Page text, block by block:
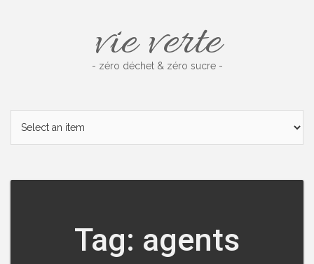
vie verte
- zéro déchet & zéro sucre -
Tag: agents